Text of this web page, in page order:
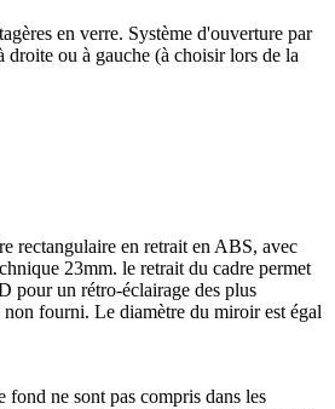
en verre. Système d'ouverture par
droite ou à gauche (à choisir lors de la
rectangulaire en retrait en ABS, avec
23mm. le retrait du cadre permet
pour un rétro-éclairage des plus
fourni. Le diamètre du miroir est égal
fond ne sont pas compris dans les